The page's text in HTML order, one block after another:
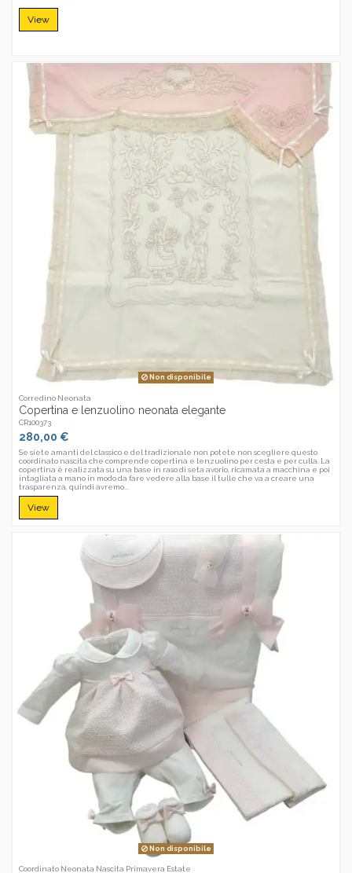
View
Non disponibile
Corredino Neonata
Copertina e lenzuolino neonata elegante
CR100373
280,00 €
Se siete amanti del classico e del tradizionale non potete non scegliere questo
coordinato nascita che comprende copertina e lenzuolino per cesta e per culla. La
copertina è realizzata su una base in raso di seta avorio, ricamata a macchina e poi
intagliata a mano in modo da fare vedere alla base il tulle che va a creare una
trasparenza, quindi avremo...
View
Non disponibile
Coordinato Neonata Nascita Primavera Estate